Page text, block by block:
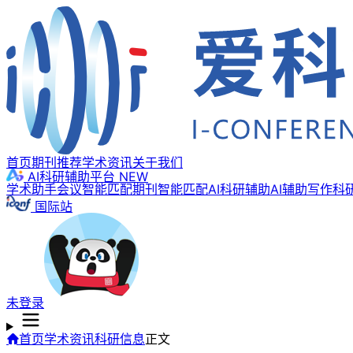
首页期刊推荐学术资讯关于我们
AI科研辅助平台 NEW
学术助手会议智能匹配期刊智能匹配AI科研辅助AI辅助写作科
国际站
未登录
首页学术资讯科研信息正文